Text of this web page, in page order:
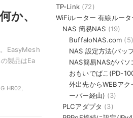
か、
EasyMesh
製品はEa
HR02,
TP-Link(72)
WiFiルーター 有線ルータ
NAS 簡易NAS (19)
BuffaloNAS.com (5)
NAS 設定方法(バッ
NAS簡易NASがパソ
おもいでばこ(PD-
外出先からWEBア
ーバー経由) (3)
PLCアダプタ (3)